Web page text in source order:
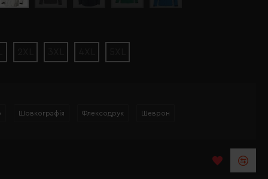
Шовкографія Флексодрук Шеврон